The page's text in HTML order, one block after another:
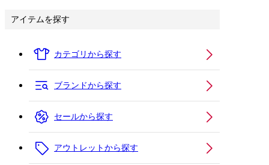
アイテムを探す
カテゴリから探す
ブランドから探す
セールから探す
アウトレットから探す